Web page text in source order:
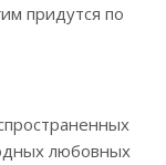
придутся по
любовных